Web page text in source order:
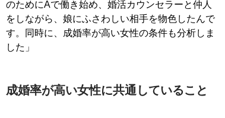
のためにAで働き始め、婚活カウンセラーと仲人
をしながら、娘にふさわしい相手を物色したんで
す。同時に、成婚率が高い女性の条件も分析しま
した」
成婚率が高い女性に共通していること